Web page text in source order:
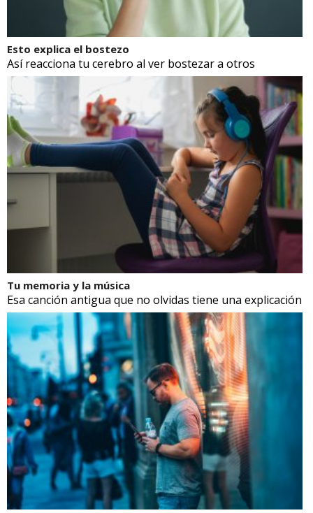
Esto explica el bostezo
Así reacciona tu cerebro al ver bostezar a otros
Tu memoria y la música
Esa canción antigua que no olvidas tiene una explicación